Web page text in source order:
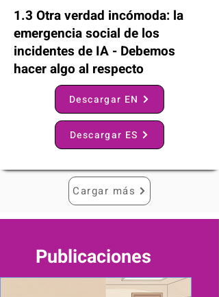
1.3 Otra verdad incómoda: la
emergencia social de los
incidentes de IA - Debemos
hacer algo al respecto
Descargar EN
Descargar ES
Cargar más
Publicaciones